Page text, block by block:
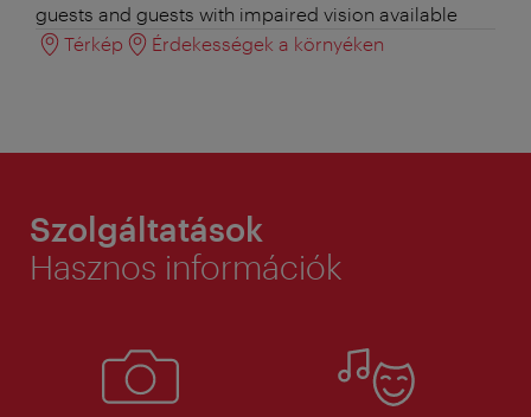
guests and guests with impaired vision available
Térkép
Érdekességek a környéken
Szolgáltatások
Hasznos információk